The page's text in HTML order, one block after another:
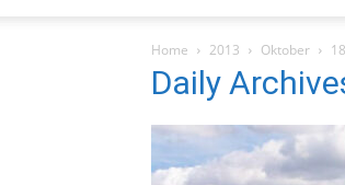
Home 2013 Oktober 18
Daily